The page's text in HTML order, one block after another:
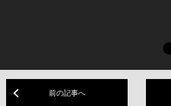
前の記事へ